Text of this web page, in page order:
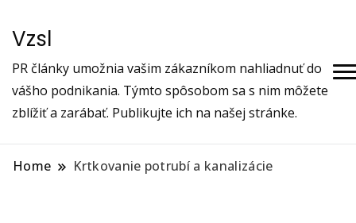
Vzsl
PR články umožnia vašim zákazníkom nahliadnuť do
vášho podnikania. Týmto spôsobom sa s nim môžete
zblížiť a zarábať. Publikujte ich na našej stránke.
Home Krtkovanie potrubí a kanalizácie